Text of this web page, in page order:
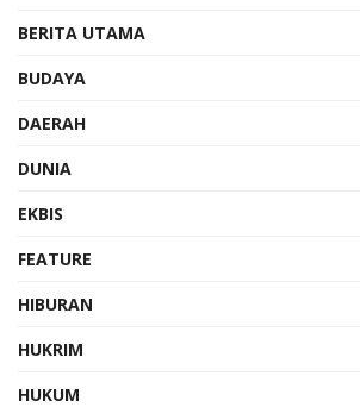
BERITA UTAMA
BUDAYA
DAERAH
DUNIA
EKBIS
FEATURE
HIBURAN
HUKRIM
HUKUM